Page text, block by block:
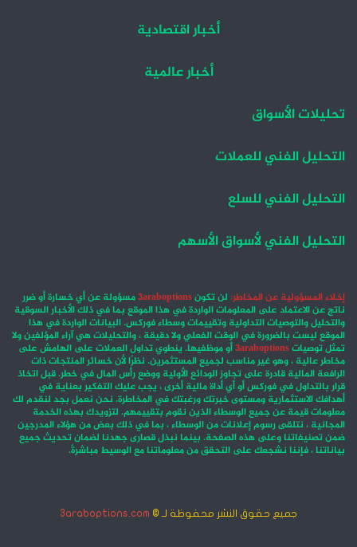
أخبار اقتصادية
أخبار عالمية
تحليلات الأسواق
التحليل الفني للعملات
التحليل الفني للسلع
التحليل الفني لأسواق الأسهم
إخلاء المسؤولية عن المخاطر: لن تكون3araboptionsمسؤولة عن أي خسارة أو ضرر
ناتج عن الاعتماد على المعلومات الواردة في هذا الموقع بما في ذلك الأخبار السوقية
والتحليل والتوصيات التداولية وتقييمات وسطاء فوركس. البيانات الواردة في هذا
الموقع ليست بالضرورة في الوقت الفعلي ولا دقيقة ، والتحليلات هي آراء المؤلفين ولا
تمثل توصيات3araboptionsأو موظفيها. ينطوي تداول العملات على الهامش على
مخاطر عالية ، وهو غير مناسب لجميع المستثمرين. نظرًا لأن خسائر المنتجات ذات
الرافعة المالية قادرة على تجاوز الودائع الأولية ووضع رأس المال في خطر. قبل اتخاذ
قرار بالتداول في فوركس أو أي أداة مالية أخرى ، يجب عليك التفكير بعناية في
أهدافك الاستثمارية ومستوى خبرتك ورغبتك في المخاطرة. نحن نعمل بجد لنقدم لك
معلومات قيمة عن جميع الوسطاء الذين نقوم بتقييمهم. لتزويدك بهذه الخدمة
المجانية ، نتلقى رسوم إعلانات من الوسطاء ، بما في ذلك بعض من هؤلاء المدرجين
ضمن تصنيفاتنا وعلى هذه الصفحة. بينما نبذل قصارى جهدنا لضمان تحديث جميع
بياناتنا ، فإننا نشجعك على التحقق من معلوماتنا مع الوسيط مباشرةً.
جميع حقوق النشر محفوظة لـ © 3araboptions.com